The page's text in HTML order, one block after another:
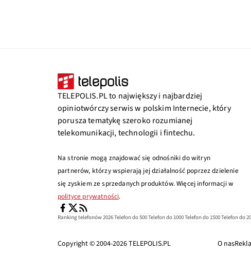
TELEPOLIS.PL to największy i najbardziej
opiniotwórczy serwis w polskim Internecie, który
porusza tematykę szeroko rozumianej
telekomunikacji, technologii i fintechu.
Na stronie mogą znajdować się odnośniki do witryn
partnerów, którzy wspierają jej działalność poprzez dzielenie
się zyskiem ze sprzedanych produktów. Więcej informacji w
polityce prywatności.
Ranking telefonów 2026Telefon do 500Telefon do 1000Telefon do 1500Telefon do
Copyright © 2004-2026TELEPOLIS.PL O nas